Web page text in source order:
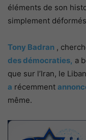
éléments de son
simplement
Tony Badran ,
des démocraties, a
que sur l’Iran, le
a récemment
même.